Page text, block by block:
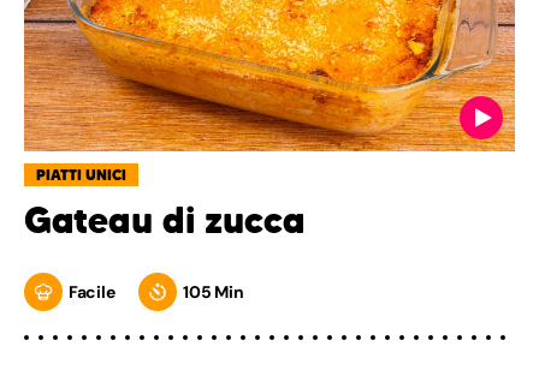
PIATTI UNICI
Gateau di zucca
Facile 105 Min